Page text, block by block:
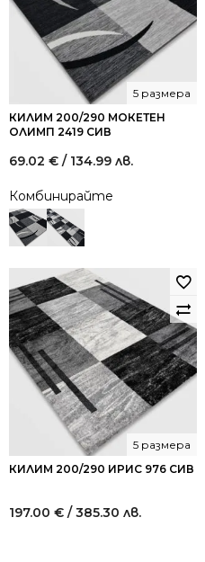
КИЛИМ 200/290 МОКЕТЕН
ОЛИМП 2419 СИВ
5 размера
69.02 € / 134.99 лв.
Комбинирайте
КИЛИМ 200/290 ИРИС 976 СИВ
5 размера
197.00 € / 385.30 лв.